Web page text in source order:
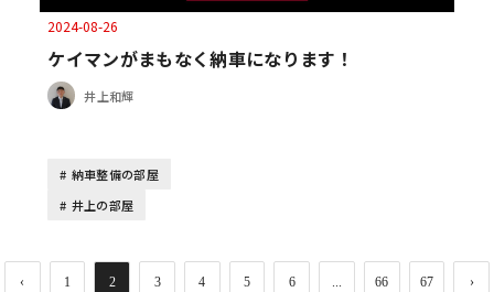
2024-08-26
ケイマンがまもなく納車になります！
井上和輝
納車整備の部屋
井上の部屋
‹ 1 2 3 4 5 6 ... 66 67 ›